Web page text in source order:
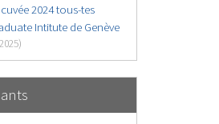
2024 tous-tes
Intitute de Genève